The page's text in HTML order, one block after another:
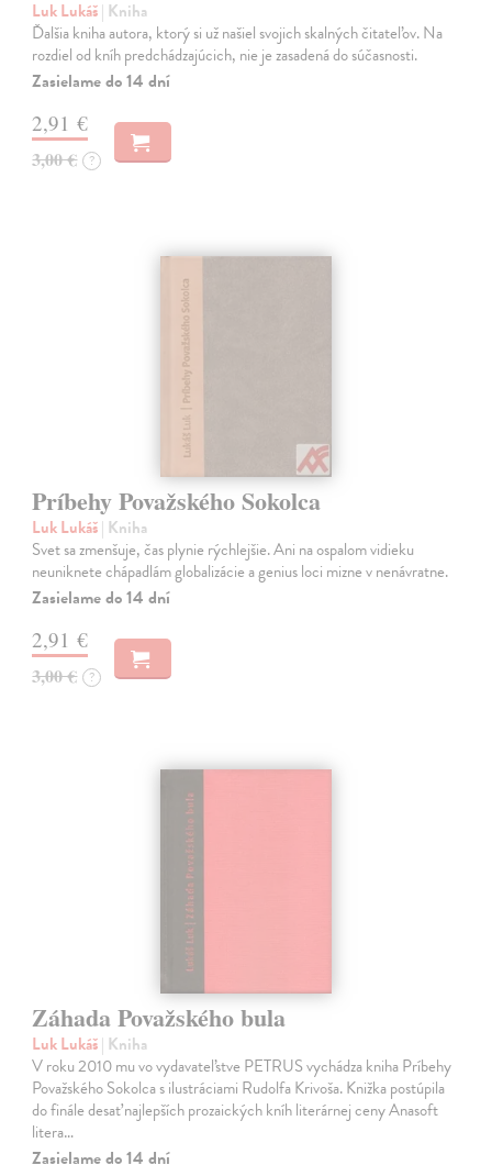
Luk Lukáš| Kniha
Ďalšia kniha autora, ktorý si už našiel svojich skalných čitateľov. Na
rozdiel od kníh predchádzajúcich, nie je zasadená do súčasnosti.
Zasielame do 14 dní
2,91 €
3,00 € ?
Príbehy Považského Sokolca
Luk Lukáš| Kniha
Svet sa zmenšuje, čas plynie rýchlejšie. Ani na ospalom vidieku
neuniknete chápadlám globalizácie a genius loci mizne v nenávratne.
Zasielame do 14 dní
2,91 €
3,00 € ?
Záhada Považského bula
Luk Lukáš| Kniha
V roku 2010 mu vo vydavateľstve PETRUS vychádza kniha Príbehy
Považského Sokolca s ilustráciami Rudolfa Krivoša. Knižka postúpila
do finále desať najlepších prozaických kníh literárnej ceny Anasoft
litera…
Zasielame do 14 dní